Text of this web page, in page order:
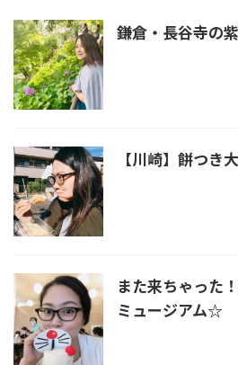
鎌倉・長谷寺の
【川崎】餅つき
また来ちゃった
ミュージアム☆